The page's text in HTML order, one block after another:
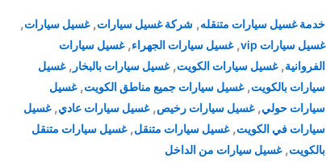
خدمة غسيل سيارات متنقله,شركة غسيل سيارات,غسيل سيارات,
غسيل سيارات vip ,غسيل سيارات الجهراء,غسيل سيارات
الفروانية,غسيل سيارات الكويت,غسيل سيارات بالبخار ,غسيل
سيارات بالكويت,غسيل سيارات جميع مناطق الكويت,غسيل
سيارات حولي,غسيل سيارات رخيص,غسيل سيارات عادي,غسيل
سيارات في الكويت,غسيل سيارات متنقل,غسيل سيارات متنقل
بالكويت,غسيل سيارات من الداخل